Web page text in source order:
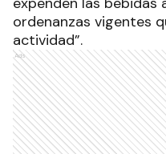
ordenanzas vigentes
actividad”.
Ads